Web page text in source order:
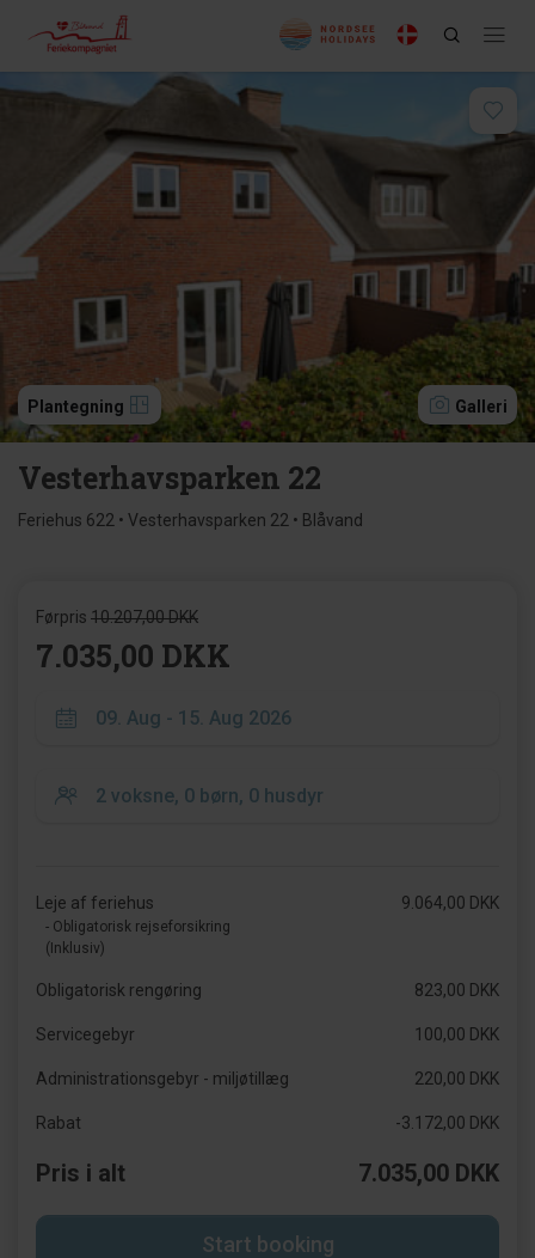
Plantegning Galleri
Vesterhavsparken 22
Feriehus 622 • Vesterhavsparken 22 • Blåvand
Førpris 10.207,00 DKK
7.035,00 DKK
Leje af feriehus
- Obligatorisk rejseforsikring
(Inklusiv)
9.064,00 DKK
Obligatorisk rengøring 823,00 DKK
Servicegebyr 100,00 DKK
Administrationsgebyr - miljøtillæg 220,00 DKK
Rabat -3.172,00 DKK
Pris i alt 7.035,00 DKK
Start booking